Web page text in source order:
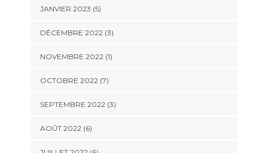
JANVIER 2023 (5)
DÉCEMBRE 2022 (3)
NOVEMBRE 2022 (1)
OCTOBRE 2022 (7)
SEPTEMBRE 2022 (3)
AOÛT 2022 (6)